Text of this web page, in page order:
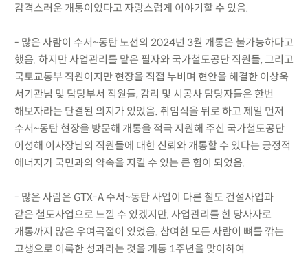
감격스러운 개통이었다고 자랑스럽게 이야기할 수 있음.
- 많은 사람이 수서~동탄 노선의 2024년 3월 개통은 불가능하다고
했음. 하지만 사업관리를 맡은 필자와 국가철도공단 직원들, 그리고
국토교통부 직원이지만 현장을 직접 누비며 현안을 해결한 이상욱
서기관님 및 담당부서 직원들, 감리 및 시공사 담당자들은 한번
해보자라는 단결된 의지가 있었음. 취임식을 뒤로 하고 제일 먼저
수서~동탄 현장을 방문해 개통을 적극 지원해 주신 국가철도공단
이성해 이사장님의 직원들에 대한 신뢰와 개통할 수 있다는 긍정적
에너지가 국민과의 약속을 지킬 수 있는 큰 힘이 되었음.
- 많은 사람은 GTX-A 수서~동탄 사업이 다른 철도 건설사업과
같은 철도사업으로 느낄 수 있겠지만, 사업관리를 한 당사자로
개통까지 많은 우여곡절이 있었음. 참여한 모든 사람이 뼈를 깎는
고생으로 이룩한 성과라는 것을 개통 1주년을 맞이하여